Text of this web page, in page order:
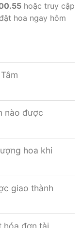
hoặc truy cập
hoa ngay hôm
nào được
hoa khi
giao thành
hóa đơn tài